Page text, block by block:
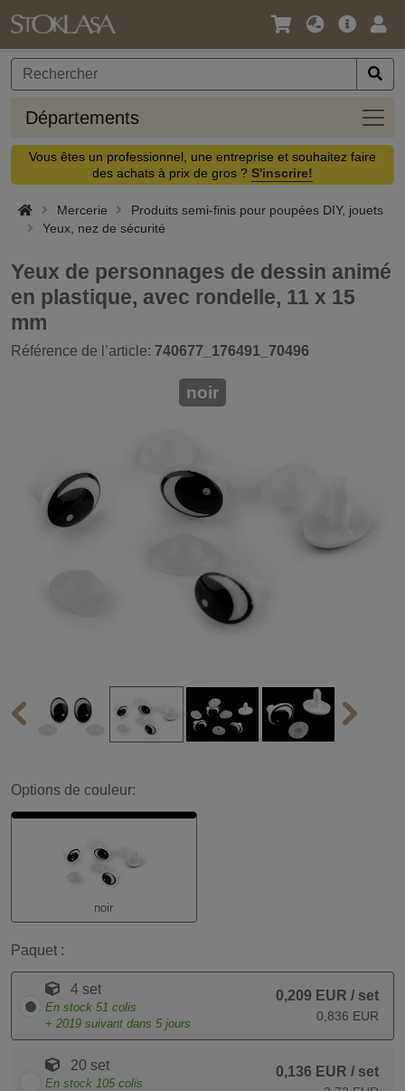
Langue
Devise
Offre
Départements
Vous êtes un professionnel, une entreprise et souhaitez faire
des achats à prix de gros ? S'inscrire!
Mercerie
Produits semi-finis pour poupées DIY, jouets
Yeux, nez de sécurité
Yeux de personnages de dessin animé
en plastique, avec rondelle, 11 x 15
mm
Référence de l’article: 740677_176491_70496
noir
Options de couleur:
noir
Paquet :
4 set
En stock 51 colis
+ 2019 suivant dans 5 jours
0,209 EUR / set
0,836 EUR
20 set
En stock 105 colis
0,136 EUR / set